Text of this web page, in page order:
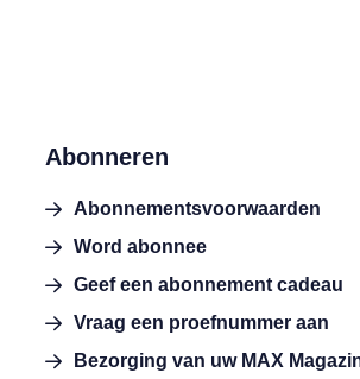
Abonneren
Abonnementsvoorwaarden
Word abonnee
Geef een abonnement cadeau
Vraag een proefnummer aan
Bezorging van uw MAX